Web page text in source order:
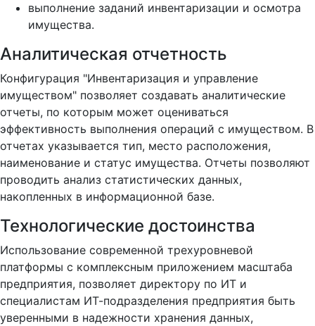
выполнение заданий инвентаризации и осмотра
имущества.
Аналитическая отчетность
Конфигурация "Инвентаризация и управление
имуществом" позволяет создавать аналитические
отчеты, по которым может оцениваться
эффективность выполнения операций с имуществом. В
отчетах указывается тип, место расположения,
наименование и статус имущества. Отчеты позволяют
проводить анализ статистических данных,
накопленных в информационной базе.
Технологические достоинства
Использование современной трехуровневой
платформы с комплексным приложением масштаба
предприятия, позволяет директору по ИТ и
специалистам ИТ-подразделения предприятия быть
уверенными в надежности хранения данных,